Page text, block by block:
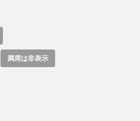
満席は非表示